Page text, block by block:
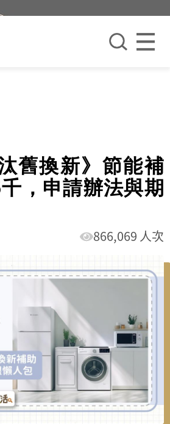
舊換新》節能補
，申請辦法與期
866,069 人次